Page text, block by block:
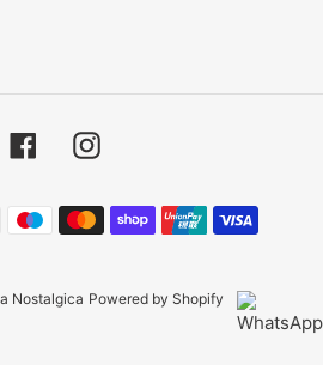
FacebookInstagram
Metodi
di
Nostalgica Powered by Shopify